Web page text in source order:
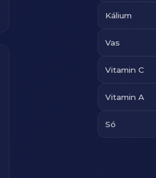
Kálium
Vas
Vitamin C
Vitamin A
Só